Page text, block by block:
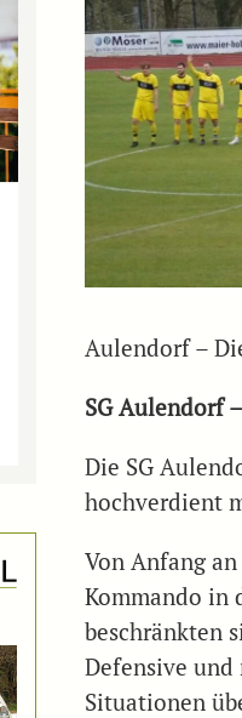
Aulendorf –
SG Aulendorf
Die SG
hochverdient
Von Anfang
Kommando in
beschränkten
Defensive
Situationen